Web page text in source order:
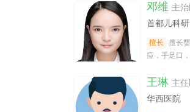
邓维 主
首都儿科
擅长
擅长
痘，手足口
痣，皮脂腺
王琳 主
华西医院